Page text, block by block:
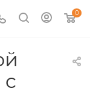
0
c